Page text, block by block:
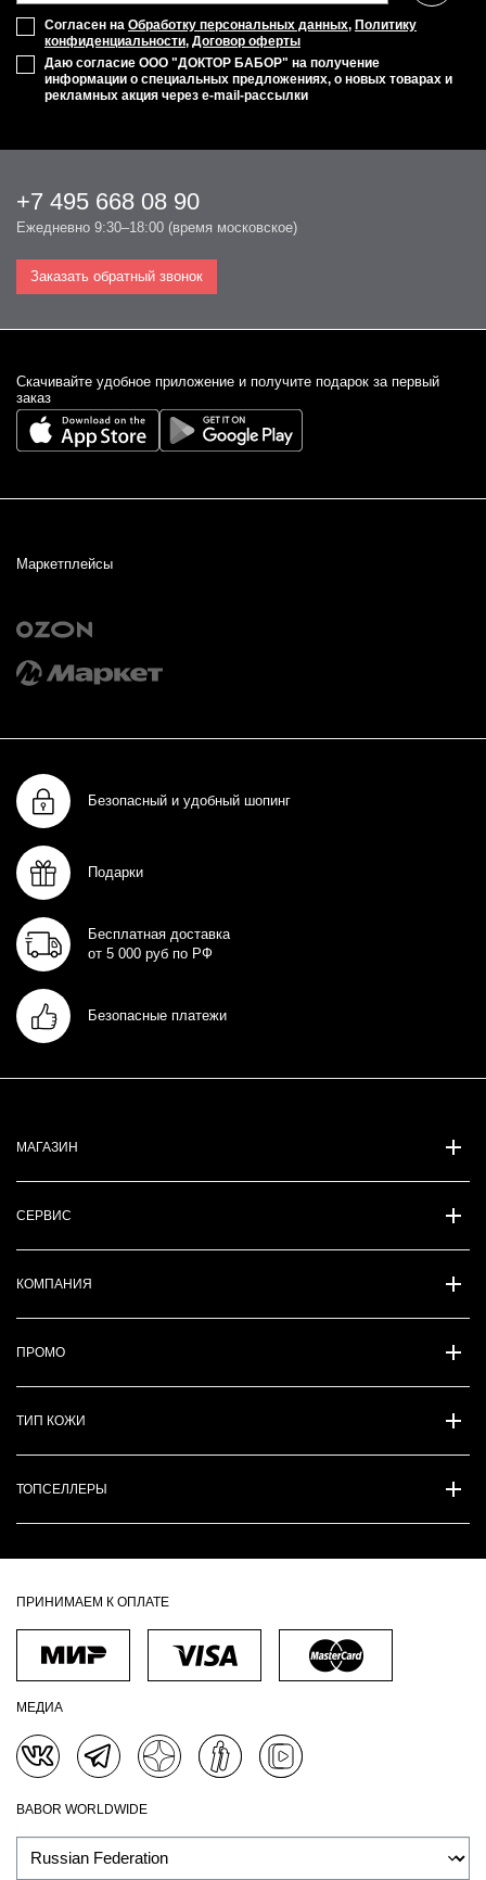
Согласен на Обработку персональных данных, Политику
конфиденциальности, Договор оферты
Даю согласие ООО "ДОКТОР БАБОР" на получение
информации о специальных предложениях, о новых товарах и
рекламных акция через e-mail-рассылки
+7 495 668 08 90
Ежедневно 9:30–18:00 (время московское)
Заказать обратный звонок
Cкачивайте удобное приложение и получите подарок за первый
заказ
Маркетплейсы
Безопасный и удобный шопинг
Подарки
Бесплатная доставка
от 5 000 руб по РФ
Безопасные платежи
МАГАЗИН
СЕРВИС
КОМПАНИЯ
ПРОМО
ТИП КОЖИ
ТОПСЕЛЛЕРЫ
ПРИНИМАЕМ К ОПЛАТЕ
МЕДИА
BABOR WORLDWIDE